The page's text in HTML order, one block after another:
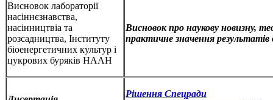
Висновок лабораторії
насіннєзнавства,
насінництвіа та
розсадництва, Інституту
біоенергетичних культур і
цукрових буряків НААН
Висновок про наукову новизну,
практичне значення результатів
Рішення Спецради